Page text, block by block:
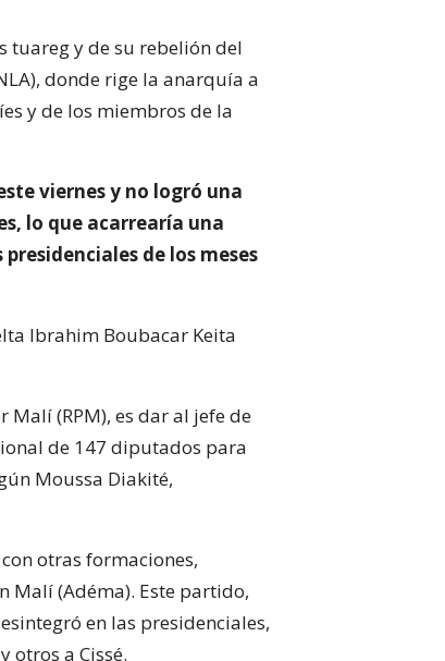
tuareg y de su rebelión del
donde rige la anarquía a
y de los miembros de la
viernes y no logró una
lo que acarrearía una
de los meses
Ibrahim Boubacar Keita
(RPM), es dar al jefe de
de 147 diputados para
Moussa Diakité,
otras formaciones,
Malí (Adéma). Este partido,
en las presidenciales,
otros a Cissé.